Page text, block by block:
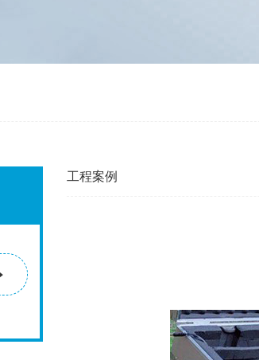
工程案例